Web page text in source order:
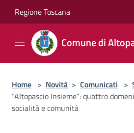
Regione Toscana
Comune di
Home > Novità > Comunicati >
“Altopascio Insieme”: quattro
socialità e comunità